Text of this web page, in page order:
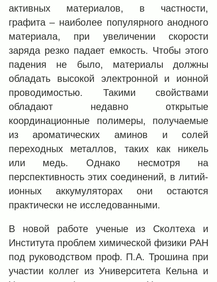
активных материалов, в частности,
графита – наиболее популярного анодного
материала, при увеличении скорости
заряда резко падает емкость. Чтобы этого
падения не было, материалы должны
обладать высокой электронной и ионной
проводимостью. Такими свойствами
обладают недавно открытые
координационные полимеры, получаемые
из ароматических аминов и солей
переходных металлов, таких как никель
или медь. Однако несмотря на
перспективность этих соединений, в литий-
ионных аккумуляторах они остаются
практически не исследованными.
В новой работе ученые из Сколтеха и
Института проблем химической физики РАН
под руководством проф. П.А. Трошина при
участии коллег из Университета Кельна и